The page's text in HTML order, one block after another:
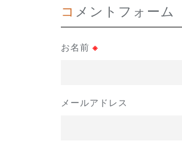
コメントフォーム
お名前 ※
メールアドレス